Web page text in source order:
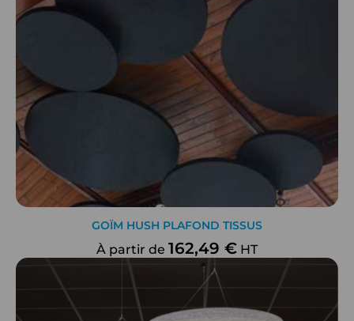
GOÏM HUSH PLAFOND TISSUS
À partir de 162,49 € HT